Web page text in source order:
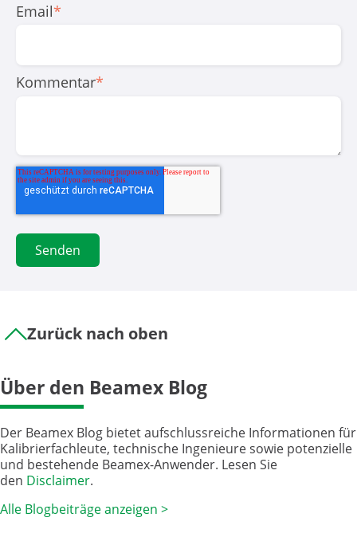
Email*
Kommentar*
Zurück nach oben
Über den Beamex Blog
Der Beamex Blog bietet aufschlussreiche Informationen für
Kalibrierfachleute, technische Ingenieure sowie potenzielle
und bestehende Beamex-Anwender. Lesen Sie
den Disclaimer.
Alle Blogbeiträge anzeigen >